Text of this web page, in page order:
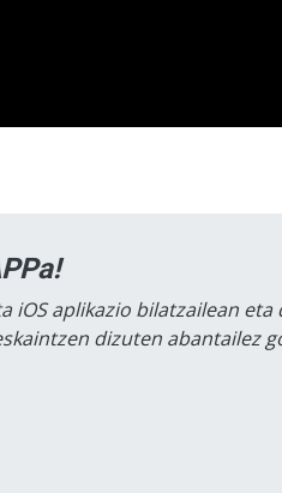
iOS aplikazio bilatzailean
dizuten abantailez